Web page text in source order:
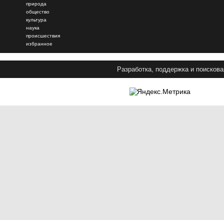
природа
общество
культура
наука
происшествия
избранное
Разработка, поддержка и